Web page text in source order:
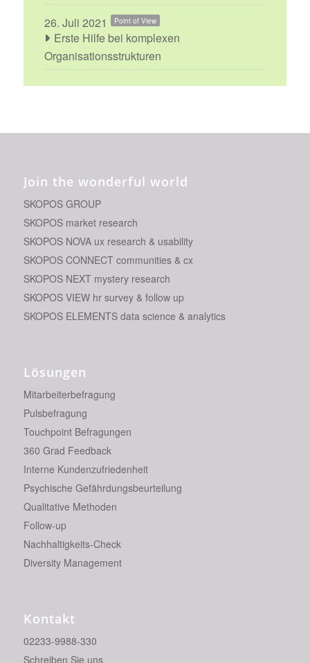
26. Juli 2021
Point of View
Erste Hilfe bei komplexen
Organisationsstrukturen
Join the wonderful world
SKOPOS GROUP
SKOPOS market research
SKOPOS NOVA ux research & usability
SKOPOS CONNECT communities & cx
SKOPOS NEXT mystery research
SKOPOS VIEW hr survey & follow up
SKOPOS ELEMENTS data science & analytics
Lösungen
Mitarbeiterbefragung
Pulsbefragung
Touchpoint Befragungen
360 Grad Feedback
Interne Kundenzufriedenheit
Psychische Gefährdungsbeurteilung
Qualitative Methoden
Follow-up
Nachhaltigkeits-Check
Diversity Management
Kontakt
02233-9988-330
Schreiben Sie uns